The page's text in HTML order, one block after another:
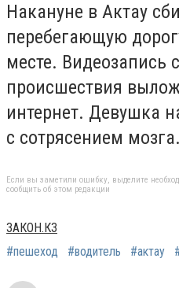
Накануне в Актау
перебегающую
месте. Видеозапись
происшествия
интернет. Девушка
с сотрясением мозга.
Если вы заметили ошибку, выделите
сообщить об этом редакции
ЗАКОН.КЗ
#пешеход
#водитель #актау